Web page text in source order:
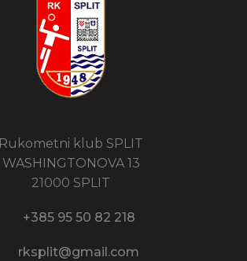
Rukometni klub SPLIT
WASHINGTONOVA 13
21000 SPLIT
+385 95 50 82 218​
rksplit@gmail.com